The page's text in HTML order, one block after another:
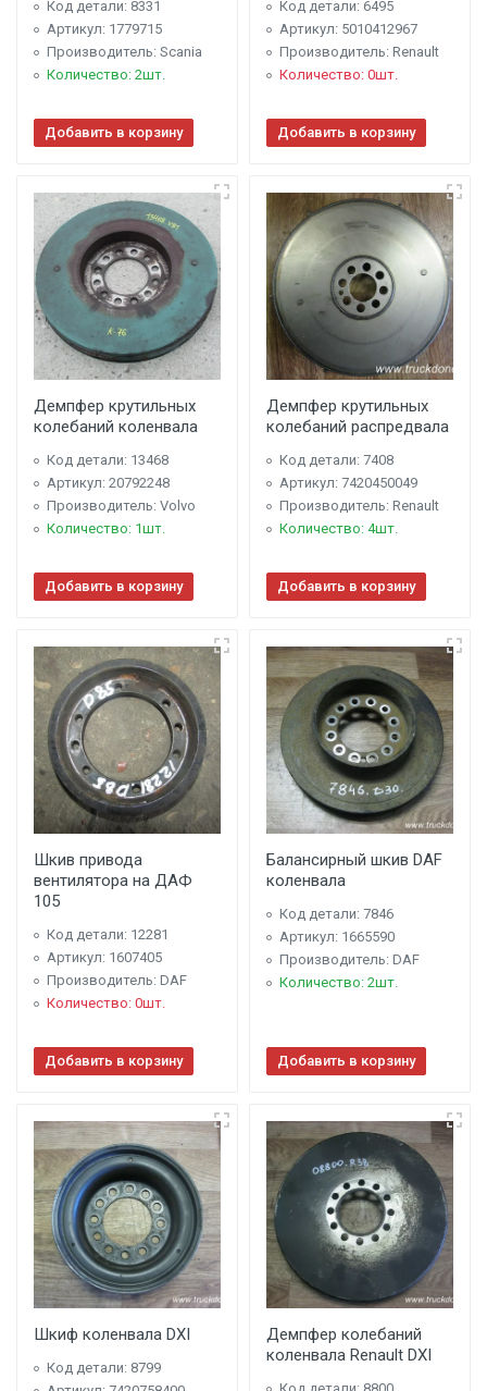
Код детали: 8331
Артикул: 1779715
Производитель: Scania
Количество: 2шт.
Добавить в корзину
Код детали: 6495
Артикул: 5010412967
Производитель: Renault
Количество: 0шт.
Добавить в корзину
Демпфер крутильных
колебаний коленвала
Код детали: 13468
Артикул: 20792248
Производитель: Volvo
Количество: 1шт.
Добавить в корзину
Демпфер крутильных
колебаний распредвала
Код детали: 7408
Артикул: 7420450049
Производитель: Renault
Количество: 4шт.
Добавить в корзину
Шкив привода
вентилятора на ДАФ
105
Код детали: 12281
Артикул: 1607405
Производитель: DAF
Количество: 0шт.
Добавить в корзину
Балансирный шкив DAF
коленвала
Код детали: 7846
Артикул: 1665590
Производитель: DAF
Количество: 2шт.
Добавить в корзину
Шкиф коленвала DXI
Код детали: 8799
Демпфер колебаний
коленвала Renault DXI